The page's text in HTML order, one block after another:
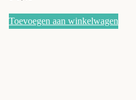
Toevoegen aan winkelwagen